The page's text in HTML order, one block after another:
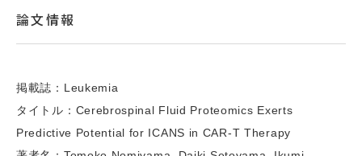
論文情報
掲載誌：Leukemia
タイトル：Cerebrospinal Fluid Proteomics Exerts
Predictive Potential for ICANS in CAR-T Therapy